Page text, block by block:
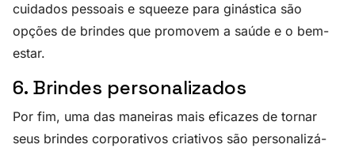
cuidados pessoais e squeeze para ginástica são
opções de brindes que promovem a saúde e o bem-
estar.
6. Brindes personalizados
Por fim, uma das maneiras mais eficazes de tornar
seus brindes corporativos criativos são personalizá-